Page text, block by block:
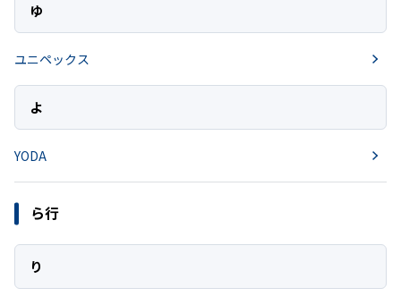
ゆ
ユニペックス
よ
YODA
ら行
り